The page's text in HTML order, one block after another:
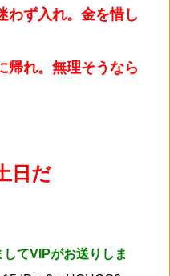
わず入れ。金を惜し
帰れ。無理そうなら
日だ
てVIPがお送りしま